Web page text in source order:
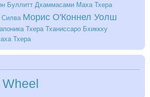
Буллитт Дхаммасами Маха Тхера
Морис О'Коннел Уолш
Тхера
Тханиссаро Бхиккху
Тхера